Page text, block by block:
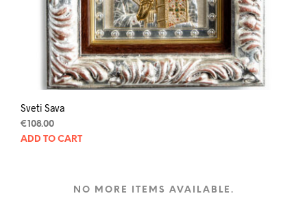
Sveti Sava
€108.00
ADD TO CART
NO MORE ITEMS AVAILABLE.